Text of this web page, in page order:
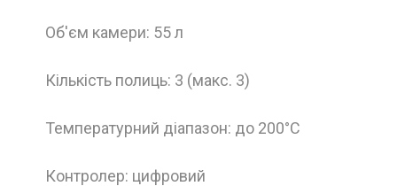
Об'єм камери: 55 л
Кількість полиць: 3 (макс. 3)
Температурний діапазон: до 200°C
Контролер: цифровий